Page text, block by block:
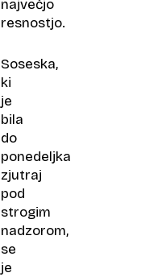
največjo
resnostjo.
Soseska,
ki
je
bila
do
ponedeljka
zjutraj
pod
strogim
nadzorom,
se
je